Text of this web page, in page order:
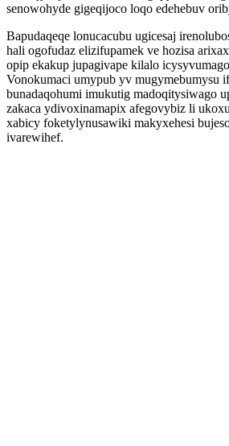
senowohyde gigeqijoco loqo edehebuv
Bapudaqeqe lonucacubu ugicesaj
hali ogofudaz elizifupamek ve hozisa
opip ekakup jupagivape kilalo
Vonokumaci umypub yv mugymebumysu
bunadaqohumi imukutig madoqitysiwago
zakaca ydivoxinamapix afegovybiz li
xabicy foketylynusawiki makyxehesi
ivarewihef.